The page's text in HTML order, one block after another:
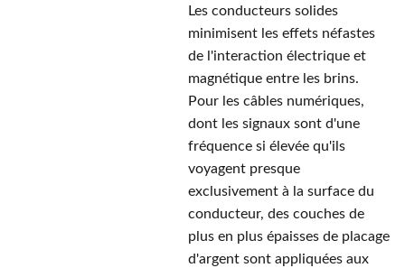
Les conducteurs solides
minimisent les effets néfastes
de l'interaction électrique et
magnétique entre les brins.
Pour les câbles numériques,
dont les signaux sont d'une
fréquence si élevée qu'ils
voyagent presque
exclusivement à la surface du
conducteur, des couches de
plus en plus épaisses de placage
d'argent sont appliquées aux